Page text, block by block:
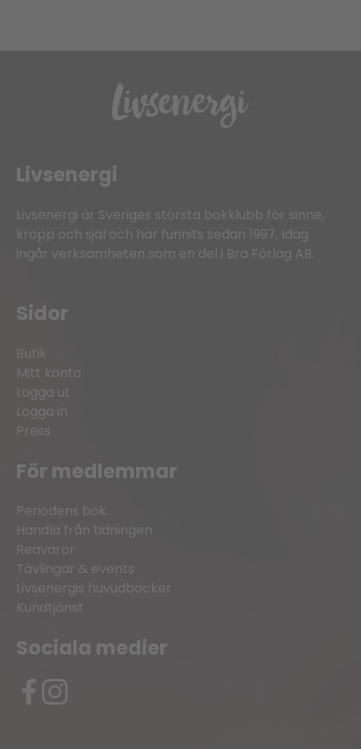
Livsenergi
Livsenergi är Sveriges största bokklubb för sinne,
kropp och själ och har funnits sedan 1997. Idag
ingår verksamheten som en del i Bra Förlag AB.
Sidor
Butik
Mitt konto
Logga ut
Logga in
Press
För medlemmar
Periodens bok
Handla från tidningen
Reavaror
Tävlingar & events
Livsenergis huvudböcker
Kundtjänst
Sociala medier